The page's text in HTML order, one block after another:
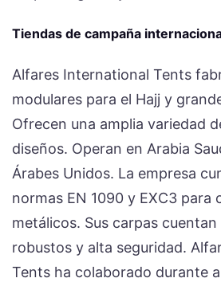
Tiendas de campaña
Alfares International Tents
modulares para el Hajj y
Ofrecen una amplia variedad
diseños. Operan en Arabia
Árabes Unidos. La empresa
normas EN 1090 y EXC3 para
metálicos. Sus carpas
robustos y alta seguridad.
Tents ha colaborado durante